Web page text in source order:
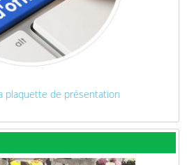
plaquette de présentation